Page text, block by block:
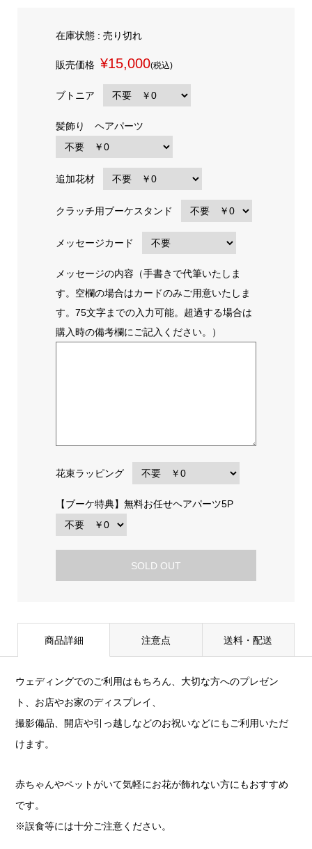
在庫状態 : 売り切れ
販売価格 ¥15,000(税込)
ブトニア
髪飾り ヘアパーツ
追加花材
クラッチ用ブーケスタンド
メッセージカード
メッセージの内容（手書きで代筆いたしま
す。空欄の場合はカードのみご用意いたしま
す。75文字までの入力可能。超過する場合は
購入時の備考欄にご記入ください。）
花束ラッピング
【ブーケ特典】無料お任せヘアパーツ5P
SOLD OUT
商品詳細 注意点 送料・配送
ウェディングでのご利用はもちろん、大切な方へのプレゼン
ト、お店やお家のディスプレイ、
撮影備品、開店や引っ越しなどのお祝いなどにもご利用いただ
けます。
赤ちゃんやペットがいて気軽にお花が飾れない方にもおすすめ
です。
※誤食等には十分ご注意ください。